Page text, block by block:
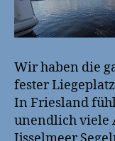
Wir haben die
fester
In Friesland
unendlich viele